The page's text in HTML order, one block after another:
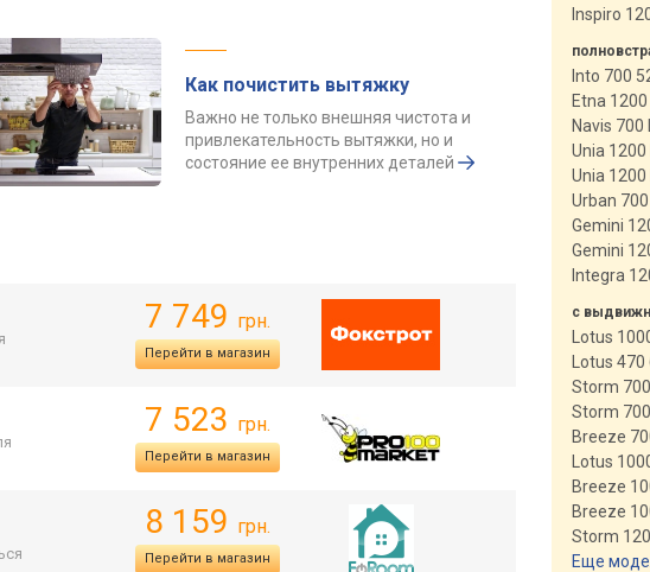
Как почистить вытяжку
Важно не только внешняя чистота и
привлекательность вытяжки, но и
состояние ее внутренних деталей
7 749 грн.
Перейти в магазин
7 523 грн.
Перейти в магазин
8 159 грн.
Перейти в магазин
Inspiro
Into 700 52
Etna 1200
Navis 700
Unia 1200
Unia 1200
Urban 700
Gemini
Gemini
Integra
с
Lotus
Lotus 470
Storm
Storm
Breeze
Lotus
Breeze
Breeze
Storm
Еще